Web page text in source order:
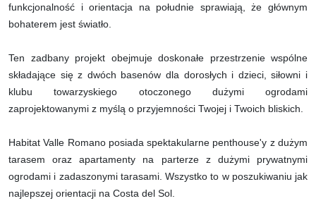
funkcjonalność i orientacja na południe sprawiają, że głównym
bohaterem jest światło.
Ten zadbany projekt obejmuje doskonałe przestrzenie wspólne
składające się z dwóch basenów dla dorosłych i dzieci, siłowni i
klubu towarzyskiego otoczonego dużymi ogrodami
zaprojektowanymi z myślą o przyjemności Twojej i Twoich bliskich.
Habitat Valle Romano posiada spektakularne penthouse'y z dużym
tarasem oraz apartamenty na parterze z dużymi prywatnymi
ogrodami i zadaszonymi tarasami. Wszystko to w poszukiwaniu jak
najlepszej orientacji na Costa del Sol.